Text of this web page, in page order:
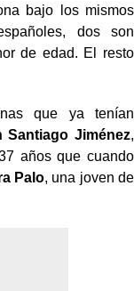
bajo los mismos
dos son
de edad. El resto
que ya tenían
Santiago Jiménez,
años que cuando
Palo, una joven de